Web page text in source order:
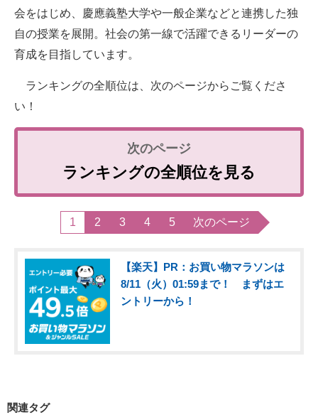
会をはじめ、慶應義塾大学や一般企業などと連携した独
自の授業を展開。社会の第一線で活躍できるリーダーの
育成を目指しています。
ランキングの全順位は、次のページからご覧くださ
い！
ランキングの全順位を見る
1 2 3 4 5 次のページ
【楽天】PR：お買い物マラソンは
8/11（火）01:59まで！ まずはエ
ントリーから！
関連タグ